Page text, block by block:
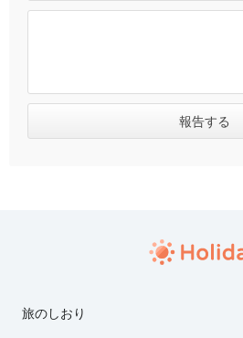
旅のしおり